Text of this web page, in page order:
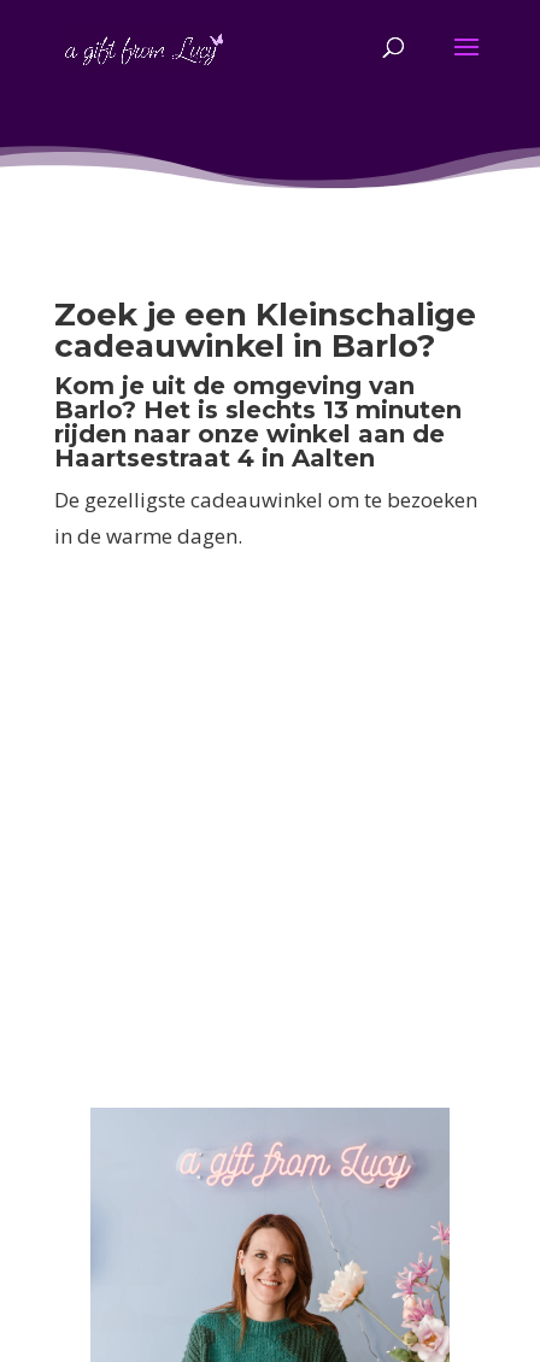
Zoek je een Kleinschalige
cadeauwinkel in Barlo?
Kom je uit de omgeving van
Barlo? Het is slechts 13 minuten
rijden naar onze winkel aan de
Haartsestraat 4 in Aalten
De gezelligste cadeauwinkel om te bezoeken
in de warme dagen.